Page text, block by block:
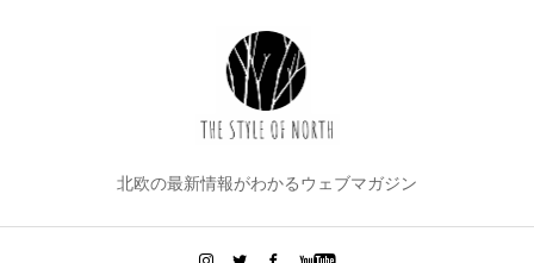
北欧の最新情報がわかるウェブマガジン